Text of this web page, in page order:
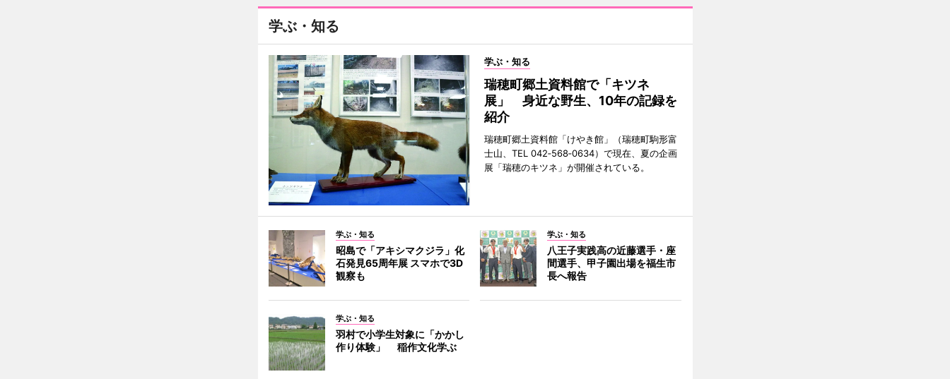
学ぶ・知る
学ぶ・知る
瑞穂町郷土資料館で「キツネ
展」 身近な野生、10年の記録を
紹介
瑞穂町郷土資料館「けやき館」（瑞穂町駒形富
士山、TEL 042‐568‐0634）で現在、夏の企画
展「瑞穂のキツネ」が開催されている。
学ぶ・知る
昭島で「アキシマクジラ」化
石発見65周年展 スマホで3D
観察も
学ぶ・知る
八王子実践高の近藤選手・座
間選手、甲子園出場を福生市
長へ報告
学ぶ・知る
羽村で小学生対象に「かかし
作り体験」 稲作文化学ぶ